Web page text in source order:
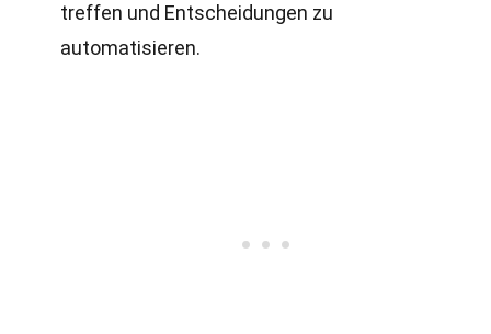
treffen und Entscheidungen zu
automatisieren.